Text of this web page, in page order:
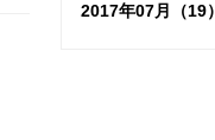
2017年07月（19）